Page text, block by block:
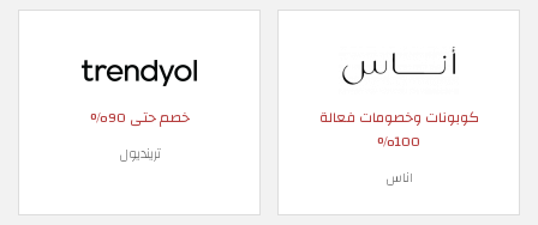
كوبونات وخصومات فعالة
100%
اناس
خصم حتى 90%
ترينديول